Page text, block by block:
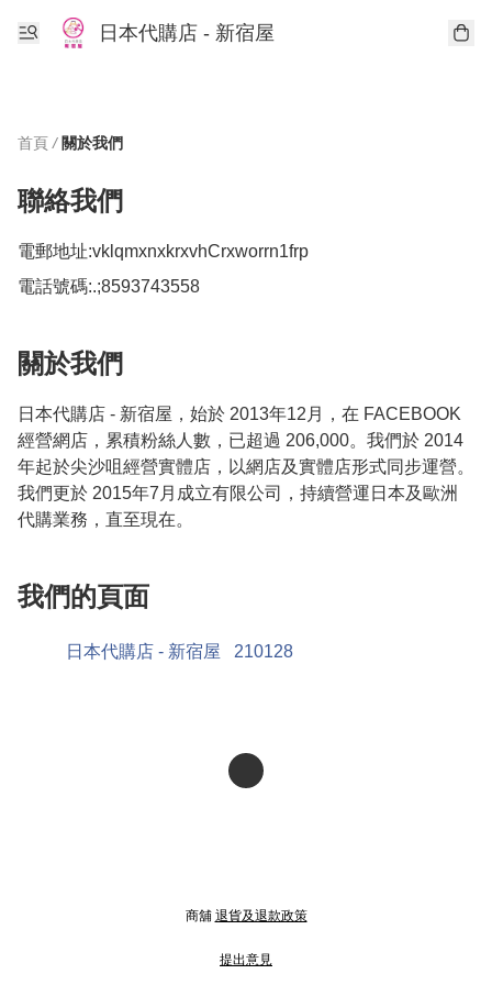
日本代購店 - 新宿屋
首頁 / 關於我們
聯絡我們
電郵地址:vklqmxnxkrxvhCrxworrn1frp
電話號碼:.;8593743558
關於我們
日本代購店 - 新宿屋，始於 2013年12月，在 FACEBOOK
經營網店，累積粉絲人數，已超過 206,000。我們於 2014
年起於尖沙咀經營實體店，以網店及實體店形式同步運營。
我們更於 2015年7月成立有限公司，持續營運日本及歐洲
代購業務，直至現在。
我們的頁面
日本代購店 - 新宿屋 210128
商舖 退貨及退款政策
提出意見